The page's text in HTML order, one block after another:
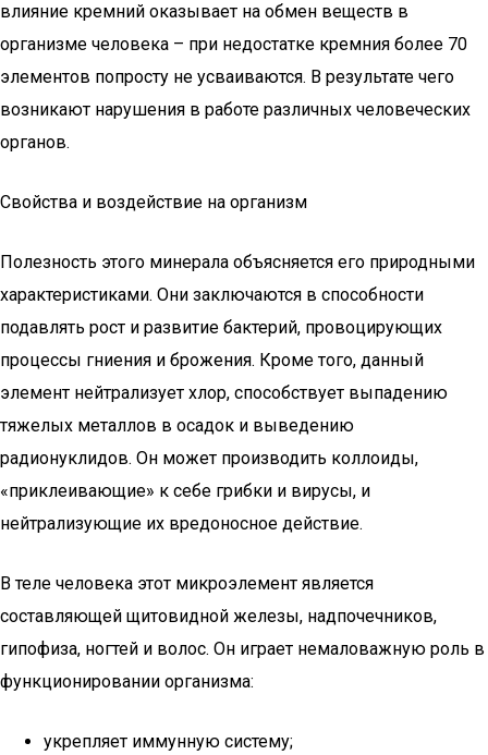
влияние кремний оказывает на обмен веществ в
организме человека – при недостатке кремния более 70
элементов попросту не усваиваются. В результате чего
возникают нарушения в работе различных человеческих
органов.
Свойства и воздействие на организм
Полезность этого минерала объясняется его природными
характеристиками. Они заключаются в способности
подавлять рост и развитие бактерий, провоцирующих
процессы гниения и брожения. Кроме того, данный
элемент нейтрализует хлор, способствует выпадению
тяжелых металлов в осадок и выведению
радионуклидов. Он может производить коллоиды,
«приклеивающие» к себе грибки и вирусы, и
нейтрализующие их вредоносное действие.
В теле человека этот микроэлемент является
составляющей щитовидной железы, надпочечников,
гипофиза, ногтей и волос. Он играет немаловажную роль в
функционировании организма:
укрепляет иммунную систему;